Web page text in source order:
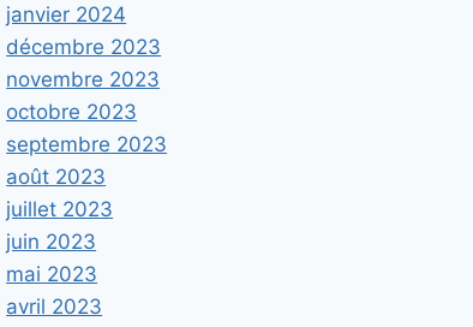
AFPA
janvier 2024
décembre 2023
novembre 2023
octobre 2023
septembre 2023
août 2023
juillet 2023
juin 2023
mai 2023
avril 2023